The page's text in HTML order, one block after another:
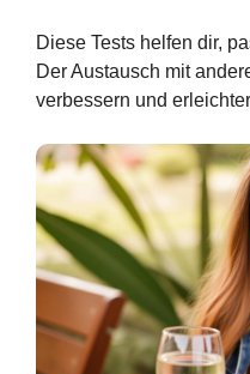
Diese Tests helfen dir,
Der Austausch mit
verbessern und